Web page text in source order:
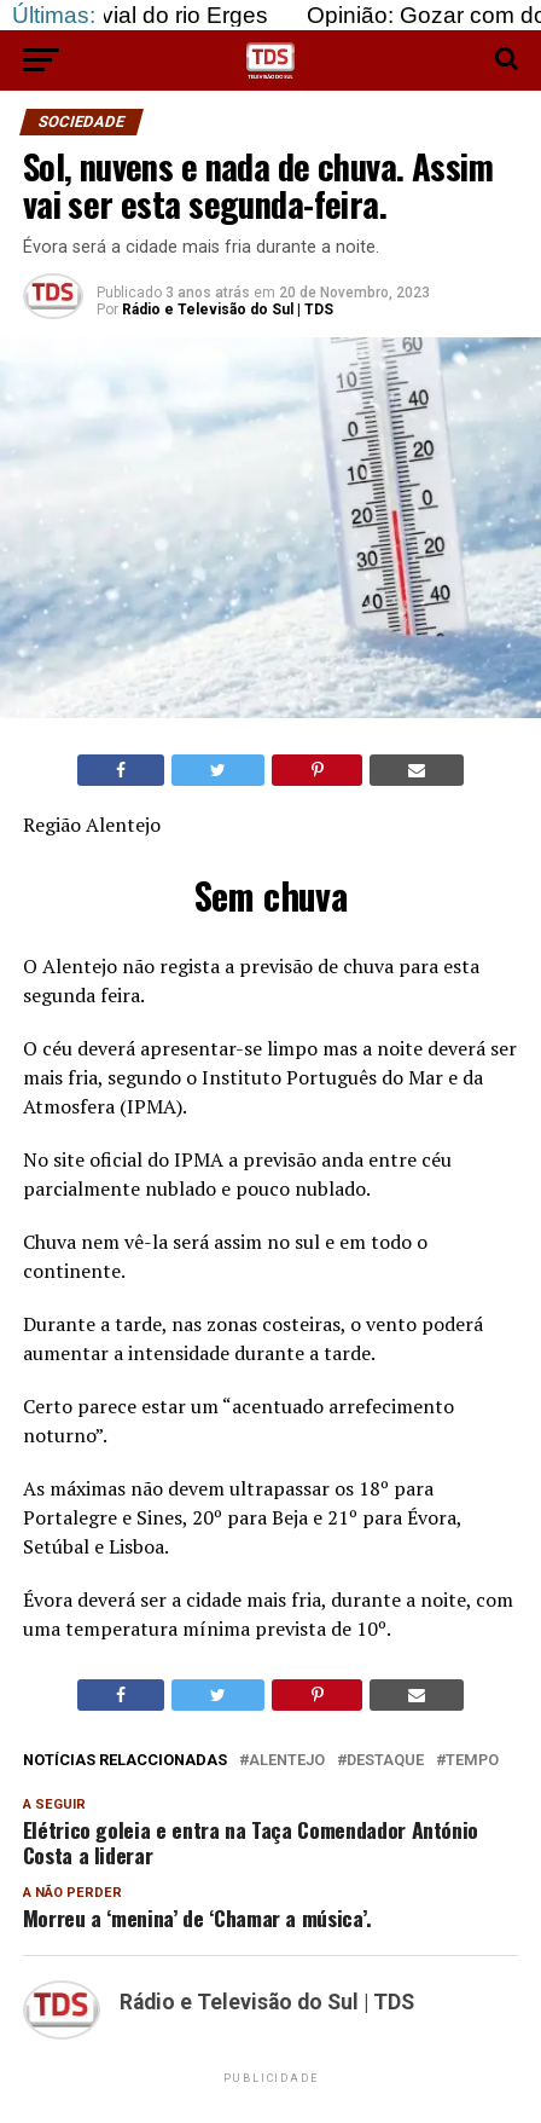
Últimas:
do rio Erges Opinião: Gozar com doentes e
SOCIEDADE
Sol, nuvens e nada de chuva. Assim
vai ser esta segunda-feira.
Évora será a cidade mais fria durante a noite.
Publicado 3 anos atrás em 20 de Novembro, 2023
Por Rádio e Televisão do Sul | TDS
Região Alentejo
Sem chuva
O Alentejo não regista a previsão de chuva para esta
segunda feira.
O céu deverá apresentar-se limpo mas a noite deverá ser
mais fria, segundo o Instituto Português do Mar e da
Atmosfera (IPMA).
No site oficial do IPMA a previsão anda entre céu
parcialmente nublado e pouco nublado.
Chuva nem vê-la será assim no sul e em todo o
continente.
Durante a tarde, nas zonas costeiras, o vento poderá
aumentar a intensidade durante a tarde.
Certo parece estar um “acentuado arrefecimento
noturno”.
As máximas não devem ultrapassar os 18º para
Portalegre e Sines, 20º para Beja e 21º para Évora,
Setúbal e Lisboa.
Évora deverá ser a cidade mais fria, durante a noite, com
uma temperatura mínima prevista de 10º.
NOTÍCIAS RELACCIONADAS ALENTEJO DESTAQUE TEMPO
A SEGUIR
Elétrico goleia e entra na Taça Comendador António
Costa a liderar
A NÃO PERDER
Morreu a ‘menina’ de ‘Chamar a música’.
Rádio e Televisão do Sul | TDS
PUBLICIDADE